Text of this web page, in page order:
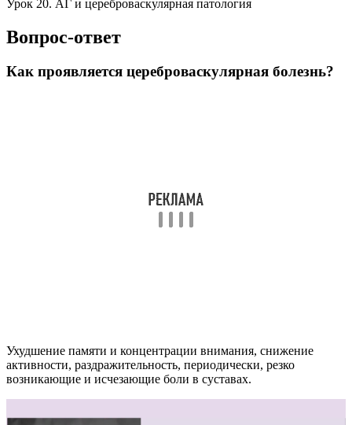
Урок 20. АГ и цереброваскулярная патология
Вопрос-ответ
Как проявляется цереброваскулярная болезнь?
Ухудшение памяти и концентрации внимания, снижение
активности, раздражительность, периодически, резко
возникающие и исчезающие боли в суставах.